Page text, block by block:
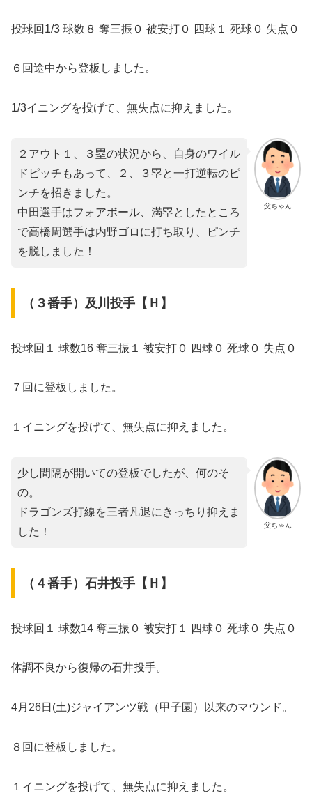
投球回1/3 球数８ 奪三振０ 被安打０ 四球１ 死球０ 失点０
６回途中から登板しました。
1/3イニングを投げて、無失点に抑えました。
父ちゃん
２アウト１、３塁の状況から、自身のワイル
ドピッチもあって、２、３塁と一打逆転のピ
ンチを招きました。
中田選手はフォアボール、満塁としたところ
で高橋周選手は内野ゴロに打ち取り、ピンチ
を脱しました！
（３番手）及川投手【Ｈ】
投球回１ 球数16 奪三振１ 被安打０ 四球０ 死球０ 失点０
７回に登板しました。
１イニングを投げて、無失点に抑えました。
父ちゃん
少し間隔が開いての登板でしたが、何のそ
の。
ドラゴンズ打線を三者凡退にきっちり抑えま
した！
（４番手）石井投手【Ｈ】
投球回１ 球数14 奪三振０ 被安打１ 四球０ 死球０ 失点０
体調不良から復帰の石井投手。
4月26日(土)ジャイアンツ戦（甲子園）以来のマウンド。
８回に登板しました。
１イニングを投げて、無失点に抑えました。